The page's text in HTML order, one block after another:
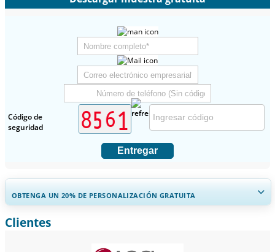
Código de
seguridad
Entregar
OBTENGA UN 20% DE PERSONALIZACIÓN GRATUITA
Ampliar la cobertura regional y por país, Análisis de segmentos,
sobre el usuario final.
Clientes